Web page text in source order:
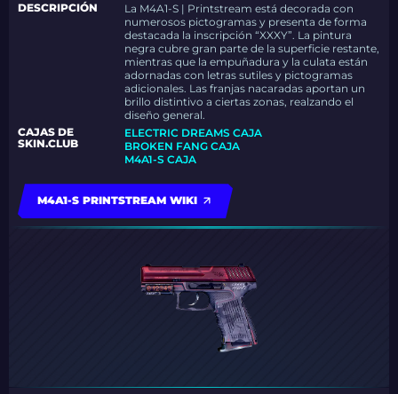
DESCRIPCIÓN
La M4A1-S | Printstream está decorada con
numerosos pictogramas y presenta de forma
destacada la inscripción “XXXY”. La pintura
negra cubre gran parte de la superficie restante,
mientras que la empuñadura y la culata están
adornadas con letras sutiles y pictogramas
adicionales. Las franjas nacaradas aportan un
brillo distintivo a ciertas zonas, realzando el
diseño general.
CAJAS DE
SKIN.CLUB
ELECTRIC DREAMS CAJA
BROKEN FANG CAJA
M4A1-S CAJA
M4A1-S PRINTSTREAM WIKI